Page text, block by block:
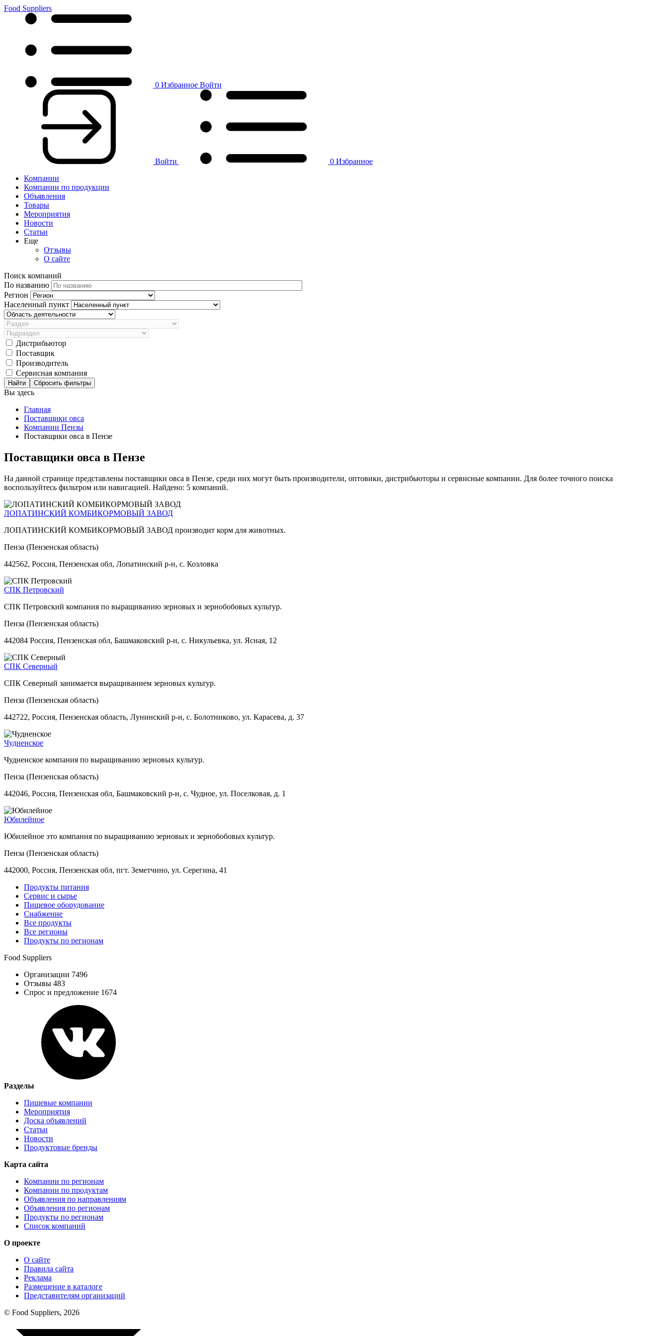
Food Suppliers
0 Избранное Войти
Войти 0 Избранное
Компании
Компании по продукции
Объявления
Товары
Мероприятия
Новости
Статьи
Еще
Отзывы
О сайте
Поиск компаний
По названию
Регион
Населенный пункт
Дистрибьютор
Поставщик
Производитель
Сервисная компания
Сбросить фильтры
Вы здесь
Главная
Поставщики овса
Компании Пензы
Поставщики овса в Пензе
Поставщики овса в Пензе
На данной странице представлены поставщики овса в Пензе, среди них могут быть производители, оптовики, дистрибьюторы и сервисные компании. Для более точного поиска
воспользуйтесь фильтром или навигацией. Найдено: 5 компаний.
ЛОПАТИНСКИЙ КОМБИКОРМОВЫЙ ЗАВОД
ЛОПАТИНСКИЙ КОМБИКОРМОВЫЙ ЗАВОД производит корм для животных.
Пенза (Пензенская область)
442562, Россия, Пензенская обл, Лопатинский р-н, с. Козловка
СПК Петровский
СПК Петровский компания по выращиванию зерновых и зернобобовых культур.
Пенза (Пензенская область)
442084 Россия, Пензенская обл, Башмаковский р-н, с. Никульевка, ул. Ясная, 12
СПК Северный
СПК Северный занимается выращиванием зерновых культур.
Пенза (Пензенская область)
442722, Россия, Пензенская область, Лунинский р-н, с. Болотниково, ул. Карасева, д. 37
Чудненское
Чудненское компания по выращиванию зерновых культур.
Пенза (Пензенская область)
442046, Россия, Пензенская обл, Башмаковский р-н, с. Чудное, ул. Поселковая, д. 1
Юбилейное
Юбилейное это компания по выращиванию зерновых и зернобобовых культур.
Пенза (Пензенская область)
442000, Россия, Пензенская обл, пгт. Земетчино, ул. Серегина, 41
Продукты питания
Сервис и сырье
Пищевое оборудование
Снабжение
Все продукты
Все регионы
Продукты по регионам
Food Suppliers
Организации 7496
Отзывы 483
Спрос и предложение 1674
Разделы
Пищевые компании
Мероприятия
Доска объявлений
Статьи
Новости
Продуктовые бренды
Карта сайта
Компании по регионам
Компании по продуктам
Объявления по направлениям
Объявления по регионам
Продукты по регионам
Список компаний
О проекте
О сайте
Правила сайта
Реклама
Размещение в каталоге
Представителям организаций
© Food Suppliers, 2026